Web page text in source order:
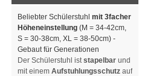
Beliebter Schülerstuhl mit 3facher
Höheneinstellung (M = 34-42cm,
S = 30-38cm, XL = 38-50cm) -
Gebaut für Generationen
Der Schülerstuhl ist stapelbar und
mit einem Aufstuhlungsschutzauf